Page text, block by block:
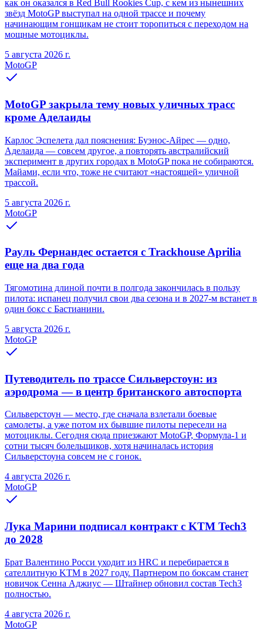
как он оказался в Red Bull Rookies Cup, с кем из нынешних
звёзд MotoGP выступал на одной трассе и почему
начинающим гонщикам не стоит торопиться с переходом на
мощные мотоциклы.
5 августа 2026 г.
MotoGP
MotoGP закрыла тему новых уличных трасс
кроме Аделаиды
Карлос Эспелета дал пояснения: Буэнос-Айрес — одно,
Аделаида — совсем другое, а повторять австралийский
эксперимент в других городах в MotoGP пока не собираются.
Майами, если что, тоже не считают «настоящей» уличной
трассой.
5 августа 2026 г.
MotoGP
Рауль Фернандес остается с Trackhouse Aprilia
еще на два года
Тягомотина длиной почти в полгода закончилась в пользу
пилота: испанец получил свои два сезона и в 2027-м встанет в
один бокс с Бастианини.
5 августа 2026 г.
MotoGP
Путеводитель по трассе Сильверстоун: из
аэродрома — в центр британского автоспорта
Сильверстоун — место, где сначала взлетали боевые
самолеты, а уже потом их бывшие пилоты пересели на
мотоциклы. Сегодня сюда приезжают MotoGP, Формула-1 и
сотни тысяч болельщиков, хотя начиналась история
Сильверстоуна совсем не с гонок.
4 августа 2026 г.
MotoGP
Лука Марини подписал контракт с KTM Tech3
до 2028
Брат Валентино Росси уходит из HRC и перебирается в
сателлитную KTM в 2027 году. Партнером по боксам станет
новичок Сенна Аджиус — Штайнер обновил состав Tech3
полностью.
4 августа 2026 г.
MotoGP